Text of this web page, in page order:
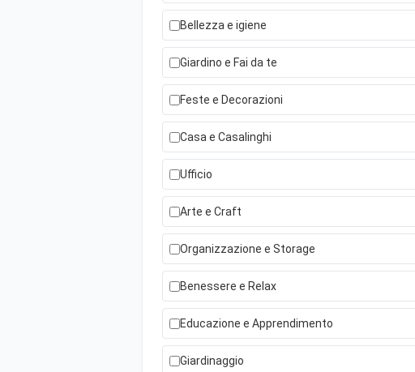
Bellezza e igiene
Giardino e Fai da te
Feste e Decorazioni
Casa e Casalinghi
Ufficio
Arte e Craft
Organizzazione e Storage
Benessere e Relax
Educazione e Apprendimento
Giardinaggio